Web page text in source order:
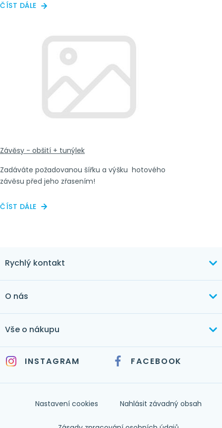
ČÍST DÁLE
Závěsy - obšití + tunýlek
Zadáváte požadovanou šířku a výšku hotového
závěsu před jeho zřasením!
ČÍST DÁLE
Rychlý kontakt
info@byt-tex.cz
O nás
Služby
Vše o nákupu
INSTAGRAM FACEBOOK
Nastavení cookies Nahlásit závadný obsah